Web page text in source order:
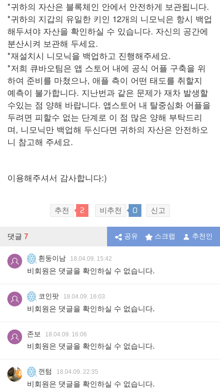
*귀하의 자산은 블록체인 안에서 안전하게 보관됩니다.
*귀하의 지갑의 유일한 키인 12개의 니모닉은 항시 백업
해두셔야 자산을 확인하실 수 있습니다. 자신의 공간에
분산시켜 보관해 두세요.
*재설치시 니모닉을 백업하고 진행해주세요.
*저희 큐바오팀은 앱 스토어 내에 공식 어플 구축을 위
하여 준비를 마쳤으나, 애플 측이 어떤 태도를 취할지
예측이 불가합니다. 지난번과 같은 문제가 재차 발생할
수있는 점 양해 바랍니다. 앱스토어 내 탈중심화 어플을
두려면 피할수 없는 단계로 이 점 많은 양해 부탁드리
며, 니모닉만 백업해 두신다면 귀하의 자산은 안전하오
니 참고해 주세요.
이용해주셔서 감사합니다:)
추천 2 비추천 0 신고
댓글 7 공유 스크랩 추천인
흰둥이남 18.04.09. 15:42
비회원은 댓글을 확인하실 수 없습니다.
코인팟 18.04.09. 16:03
비회원은 댓글을 확인하실 수 없습니다.
존보 18.04.09. 16:06
비회원은 댓글을 확인하실 수 없습니다.
껀텀 18.04.09. 22:35
비회원은 댓글을 확인하실 수 없습니다.